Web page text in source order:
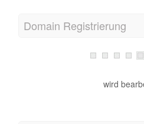
Domain Registrierung
wird